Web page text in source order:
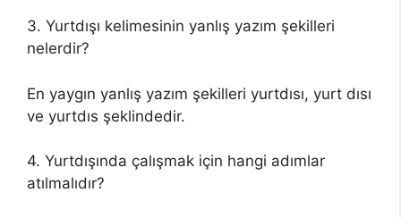
3. Yurtdışı kelimesinin yanlış yazım şekilleri
nelerdir?
En yaygın yanlış yazım şekilleri yurtdısı, yurt dısı
ve yurtdıs şeklindedir.
4. Yurtdışında çalışmak için hangi adımlar
atılmalıdır?